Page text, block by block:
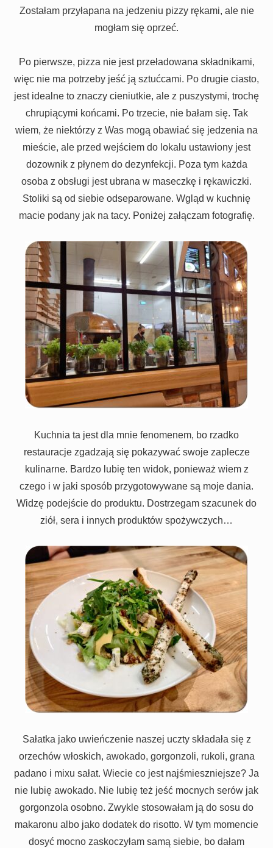
Zostałam przyłapana na jedzeniu pizzy rękami, ale nie
mogłam się oprzeć.
Po pierwsze, pizza nie jest przeładowana składnikami,
więc nie ma potrzeby jeść ją sztućcami. Po drugie ciasto,
jest idealne to znaczy cieniutkie, ale z puszystymi, trochę
chrupiącymi końcami. Po trzecie, nie bałam się. Tak
wiem, że niektórzy z Was mogą obawiać się jedzenia na
mieście, ale przed wejściem do lokalu ustawiony jest
dozownik z płynem do dezynfekcji. Poza tym każda
osoba z obsługi jest ubrana w maseczkę i rękawiczki.
Stoliki są od siebie odseparowane. Wgląd w kuchnię
macie podany jak na tacy. Poniżej załączam fotografię.
Kuchnia ta jest dla mnie fenomenem, bo rzadko
restauracje zgadzają się pokazywać swoje zaplecze
kulinarne. Bardzo lubię ten widok, ponieważ wiem z
czego i w jaki sposób przygotowywane są moje dania.
Widzę podejście do produktu. Dostrzegam szacunek do
ziół, sera i innych produktów spożywczych…
Sałatka jako uwieńczenie naszej uczty składała się z
orzechów włoskich, awokado, gorgonzoli, rukoli, grana
padano i mixu sałat. Wiecie co jest najśmieszniejsze? Ja
nie lubię awokado. Nie lubię też jeść mocnych serów jak
gorgonzola osobno. Zwykle stosowałam ją do sosu do
makaronu albo jako dodatek do risotto. W tym momencie
dosyć mocno zaskoczyłam samą siebie, bo dałam